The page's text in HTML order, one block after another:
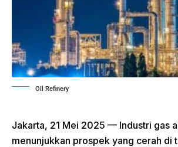
Oil Refinery
Jakarta, 21 Mei 2025 — Industri gas
menunjukkan prospek yang cerah di